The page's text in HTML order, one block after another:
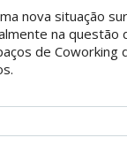
nova situação
na questão
de Coworking